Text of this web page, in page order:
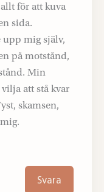
för att kuva
sida.
upp mig själv,
på motstånd,
Min
att stå kvar
skamsen,
Svara